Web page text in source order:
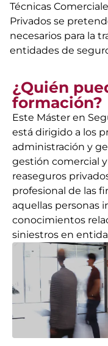
Técnicas
Privados se
necesarios para la
entidades de
¿Quién
formación?
Este Máster en
está dirigido a los
administración y
gestión comercial
reaseguros
profesional de las
aquellas personas
conocimientos
siniestros en